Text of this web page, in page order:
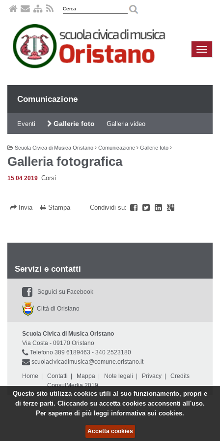
Questo sito utilizza cookies utili al suo funzionamento, propri e
di terze parti. Cliccando su accetta cookies acconsenti all'uso.
Per saperne di più leggi informativa sui cookies.
Accetta cookies
Comunicazione
Eventi Gallerie foto Galleria video
Scuola Civica di Musica Oristano Comunicazione Gallerie foto
Galleria fotografica
15 04 2019 Corsi
Invia Stampa Condividi su:
Servizi e contatti
Seguici su Facebook
Città di Oristano
Scuola Civica di Musica Oristano
Via Costa - 09170 Oristano
Telefono 389 6189463 - 340 2523180
scuolacivicadimusica@comune.oristano.it
Home Contatti Mappa Note legali Privacy
Credits
ConsulMedia 2019